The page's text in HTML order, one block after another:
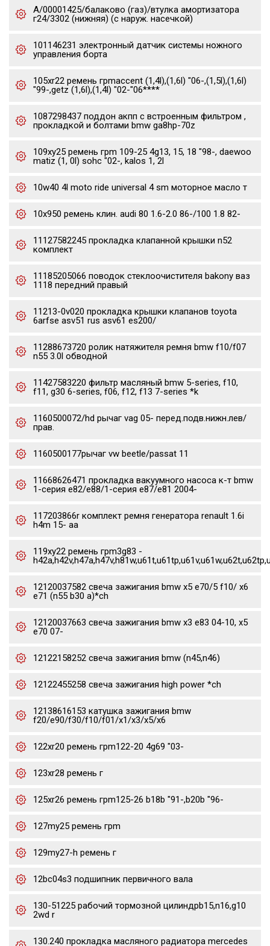
А/00001425/балаково (газ)/втулка амортизатора
г24/3302 (нижняя) (с наруж. насечкой)
101146231 электронный датчик системы ножного
управления борта
105xr22 ремень грmaccent (1,4l),(1,6l) "06-,(1,5l),(1,6l)
"99-,getz (1,6l),(1,4l) "02-"06****
1087298437 поддон акпп с встроенным фильтром ,
прокладкой и болтами bmw ga8hp-70z
109xy25 ремень грm 109-25 4g13, 15, 18 "98-, daewoo
matiz (1, 0l) sohc "02-, kalos 1, 2l
10w40 4l moto ride universal 4 sm моторное масло т
10x950 ремень клин. audi 80 1.6-2.0 86-/100 1.8 82-
11127582245 прокладка клапанной крышки n52
комплект
11185205066 поводок стеклоочистителя bakony ваз
1118 передний правый
11213-0v020 прокладка крышки клапанов toyota
6arfse asv51 rus asv61 es200/
11288673720 ролик натяжителя ремня bmw f10/f07
n55 3.0l обводной
11427583220 фильтр масляный bmw 5-series, f10,
f11, g30 6-series, f06, f12, f13 7-series *k
1160500072/hd рычаг vag 05- перед.подв.нижн.лев/
прав.
1160500177рычаг vw beetle/passat 11
11668626471 прокладка вакуумного насоса к-т bmw
1-серия e82/e88/1-серия e87/e81 2004-
117203866r комплект ремня генератора renault 1.6i
h4m 15- aa
119xy22 ремень грm3g83 -
12120037582 свеча зажигания bmw x5 e70/5 f10/ x6
e71 (n55 b30 a)*ch
12120037663 свеча зажигания bmw x3 e83 04-10, x5
e70 07-
12122158252 свеча зажигания bmw (n45,n46)
12122455258 свеча зажигания high power *ch
12138616153 катушка зажигания bmw
f20/e90/f30/f10/f01/x1/x3/x5/x6
122xr20 ремень грm122-20 4g69 "03-
123xr28 ремень г
125xr26 ремень грm125-26 b18b "91-,b20b "96-
127my25 ремень грm
129my27-h ремень г
12bc04s3 подшипник первичного вала
130-51225 рабочий тормозной цилиндрb15,n16,g10
2wd r
130.240 прокладка масляного радиатора mercedes